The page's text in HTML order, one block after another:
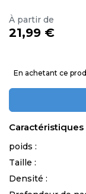
À partir de
21,99 €
En achetant ce
Caractéristiques
poids :
Taille :
Densité :